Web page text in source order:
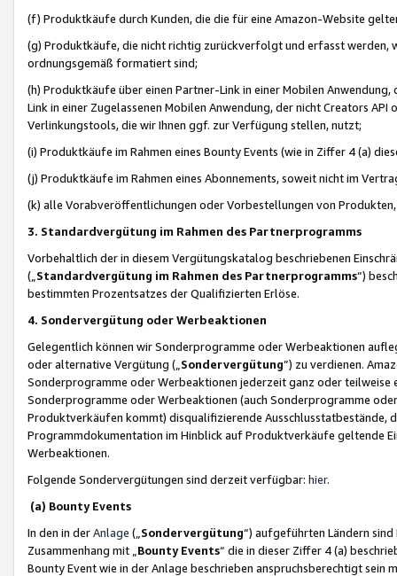
(f) Produktkäufe durch Kunden, die die für eine Amazon-Website
(g) Produktkäufe, die nicht richtig zurückverfolgt und erfasst werden,
ordnungsgemäß formatiert sind;
(h) Produktkäufe über einen Partner-Link in einer Mobilen
Link in einer Zugelassenen Mobilen Anwendung, der nicht Creators
Verlinkungstools, die wir Ihnen ggf. zur Verfügung stellen, nutzt;
(i) Produktkäufe im Rahmen eines Bounty Events (wie in Ziffer 4 (a)
(j) Produktkäufe im Rahmen eines Abonnements, soweit nicht im
(k) alle Vorabveröffentlichungen oder Vorbestellungen von
3. Standardvergütung im Rahmen des Partnerprogramms
Vorbehaltlich der in diesem Vergütungskatalog beschriebenen
(„ Standardvergütung im Rahmen des Partnerprogramms“)
bestimmten Prozentsatzes der Qualifizierten Erlöse.
4. Sondervergütung oder Werbeaktionen
Gelegentlich können wir Sonderprogramme oder Werbeaktionen
oder alternative Vergütung („ Sondervergütung”) zu verdienen.
Sonderprogramme oder Werbeaktionen jederzeit ganz oder
Sonderprogramme oder Werbeaktionen (auch Sonderprogramme
Produktverkäufen kommt) disqualifizierende Ausschlusstatbestände,
Programmdokumentation im Hinblick auf Produktverkäufe geltende
Werbeaktionen.
Folgende Sondervergütungen sind derzeit verfügbar: hier.
(a) Bounty Events
In den in derAnlage („ Sondervergütung“) aufgeführten Ländern
Zusammenhang mit „ Bounty Events“ die in dieser Ziffer 4 (a)
Bounty Event wie in der Anlage beschrieben anspruchsberechtigt sein